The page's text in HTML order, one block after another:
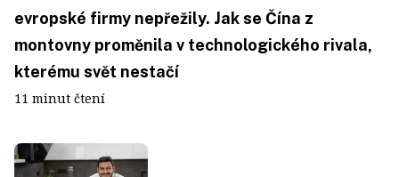
evropské firmy nepřežily. Jak se Čína z
montovny proměnila v technologického rivala,
kterému svět nestačí
11 minut čtení